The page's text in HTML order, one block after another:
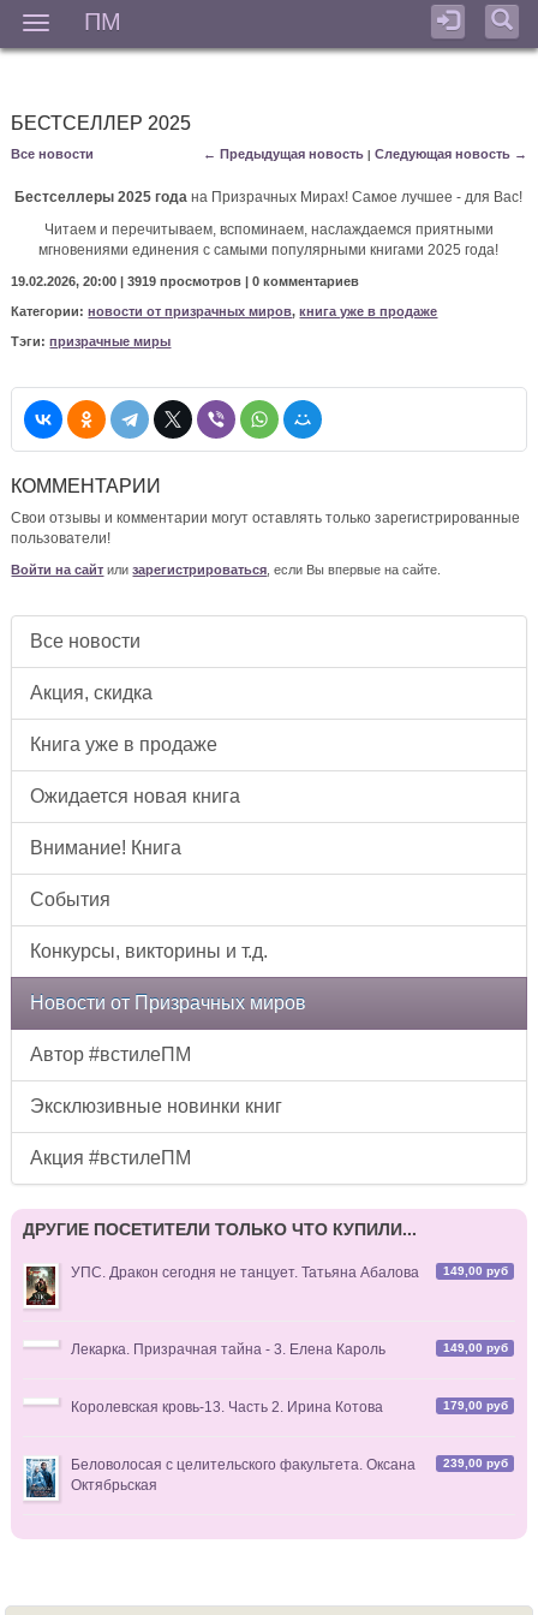
ПМ
БЕСТСЕЛЛЕР 2025
← Предыдущая новость| Следующая новость →
Все новости
Бестселлеры 2025 года на Призрачных Мирах! Самое лучшее - для Вас!
Читаем и перечитываем, вспоминаем, наслаждаемся приятными
мгновениями единения с самыми популярными книгами 2025 года!
19.02.2026, 20:00 |3919 просмотров |0 комментариев
Категории:новости от призрачных миров,книга уже в продаже
Тэги:призрачные миры
КОММЕНТАРИИ
Свои отзывы и комментарии могут оставлять только зарегистрированные
пользователи!
Войти на сайт илизарегистрироваться , если Вы впервые на сайте.
Все новости
Акция, скидка
Книга уже в продаже
Ожидается новая книга
Внимание! Книга
События
Конкурсы, викторины и т.д.
Новости от Призрачных миров
Автор #встилеПМ
Эксклюзивные новинки книг
Акция #встилеПМ
ДРУГИЕ ПОСЕТИТЕЛИ ТОЛЬКО ЧТО КУПИЛИ...
149,00 руб
УПС. Дракон сегодня не танцует. Татьяна Абалова
149,00 руб
Лекарка. Призрачная тайна - 3. Елена Кароль
179,00 руб
Королевская кровь-13. Часть 2. Ирина Котова
239,00 руб
Беловолосая с целительского факультета. Оксана
Октябрьская